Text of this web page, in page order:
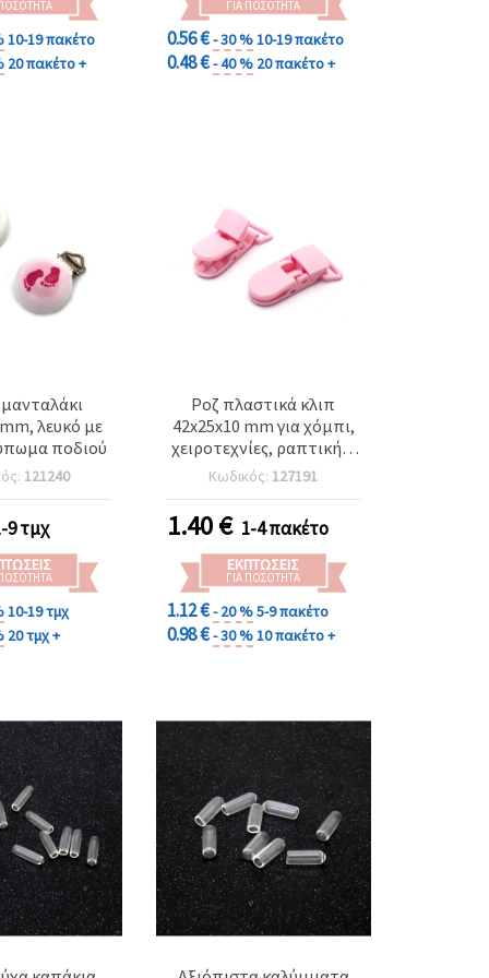
10-19 πακέτο
20 πακέτο +
ΓΙΑ ΠΟΣΌΤΗΤΑ
0.56 €- 30 %10-19 πακέτο
0.48 €- 40 % 20 πακέτο +
λευκό με
ποδιού
121240
9 τμχ
10-19 τμχ
20 τμχ +
Ροζ πλαστικά κλιπ
42x25x10 mm για χόμπι,
χειροτεχνίες, ραπτική &
σκραπμπούκινγκ – Σετ 2
τεμ.
Κωδικός: 127191
1.40€ 1-4 πακέτο
ΕΚΠΤΏΣΕΙΣ
ΓΙΑ ΠΟΣΌΤΗΤΑ
1.12 €- 20 %5-9 πακέτο
0.98 €- 30 %10 πακέτο +